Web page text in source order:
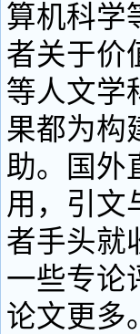
算机科学
者关于价
等人文学
果都为构
助。国外
用，引文
者手头就
一些专论
论文更多